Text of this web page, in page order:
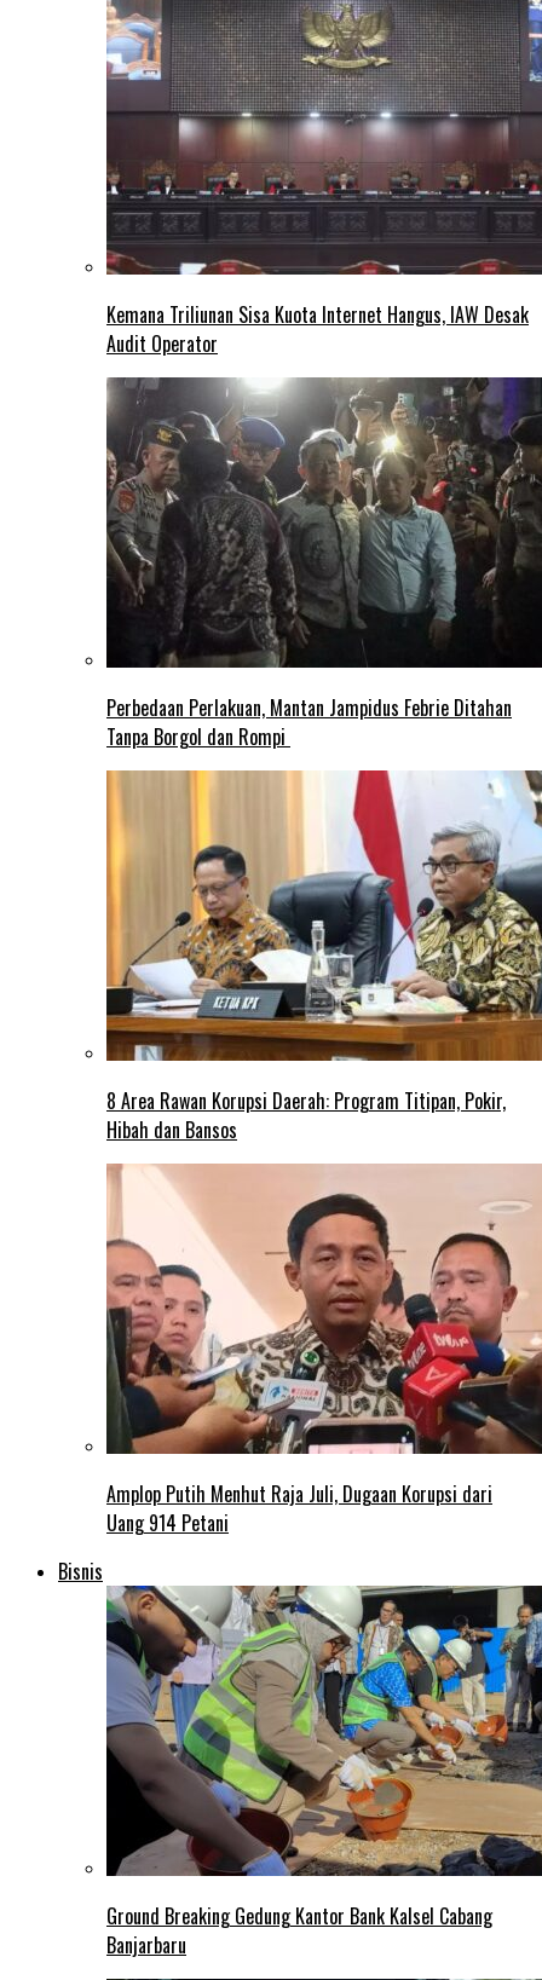
Kemana Triliunan Sisa Kuota Internet Hangus, IAW Desak
Audit Operator
Perbedaan Perlakuan, Mantan Jampidus Febrie Ditahan
Tanpa Borgol dan Rompi
8 Area Rawan Korupsi Daerah: Program Titipan, Pokir,
Hibah dan Bansos
Amplop Putih Menhut Raja Juli, Dugaan Korupsi dari
Uang 914 Petani
Bisnis
Ground Breaking Gedung Kantor Bank Kalsel Cabang
Banjarbaru